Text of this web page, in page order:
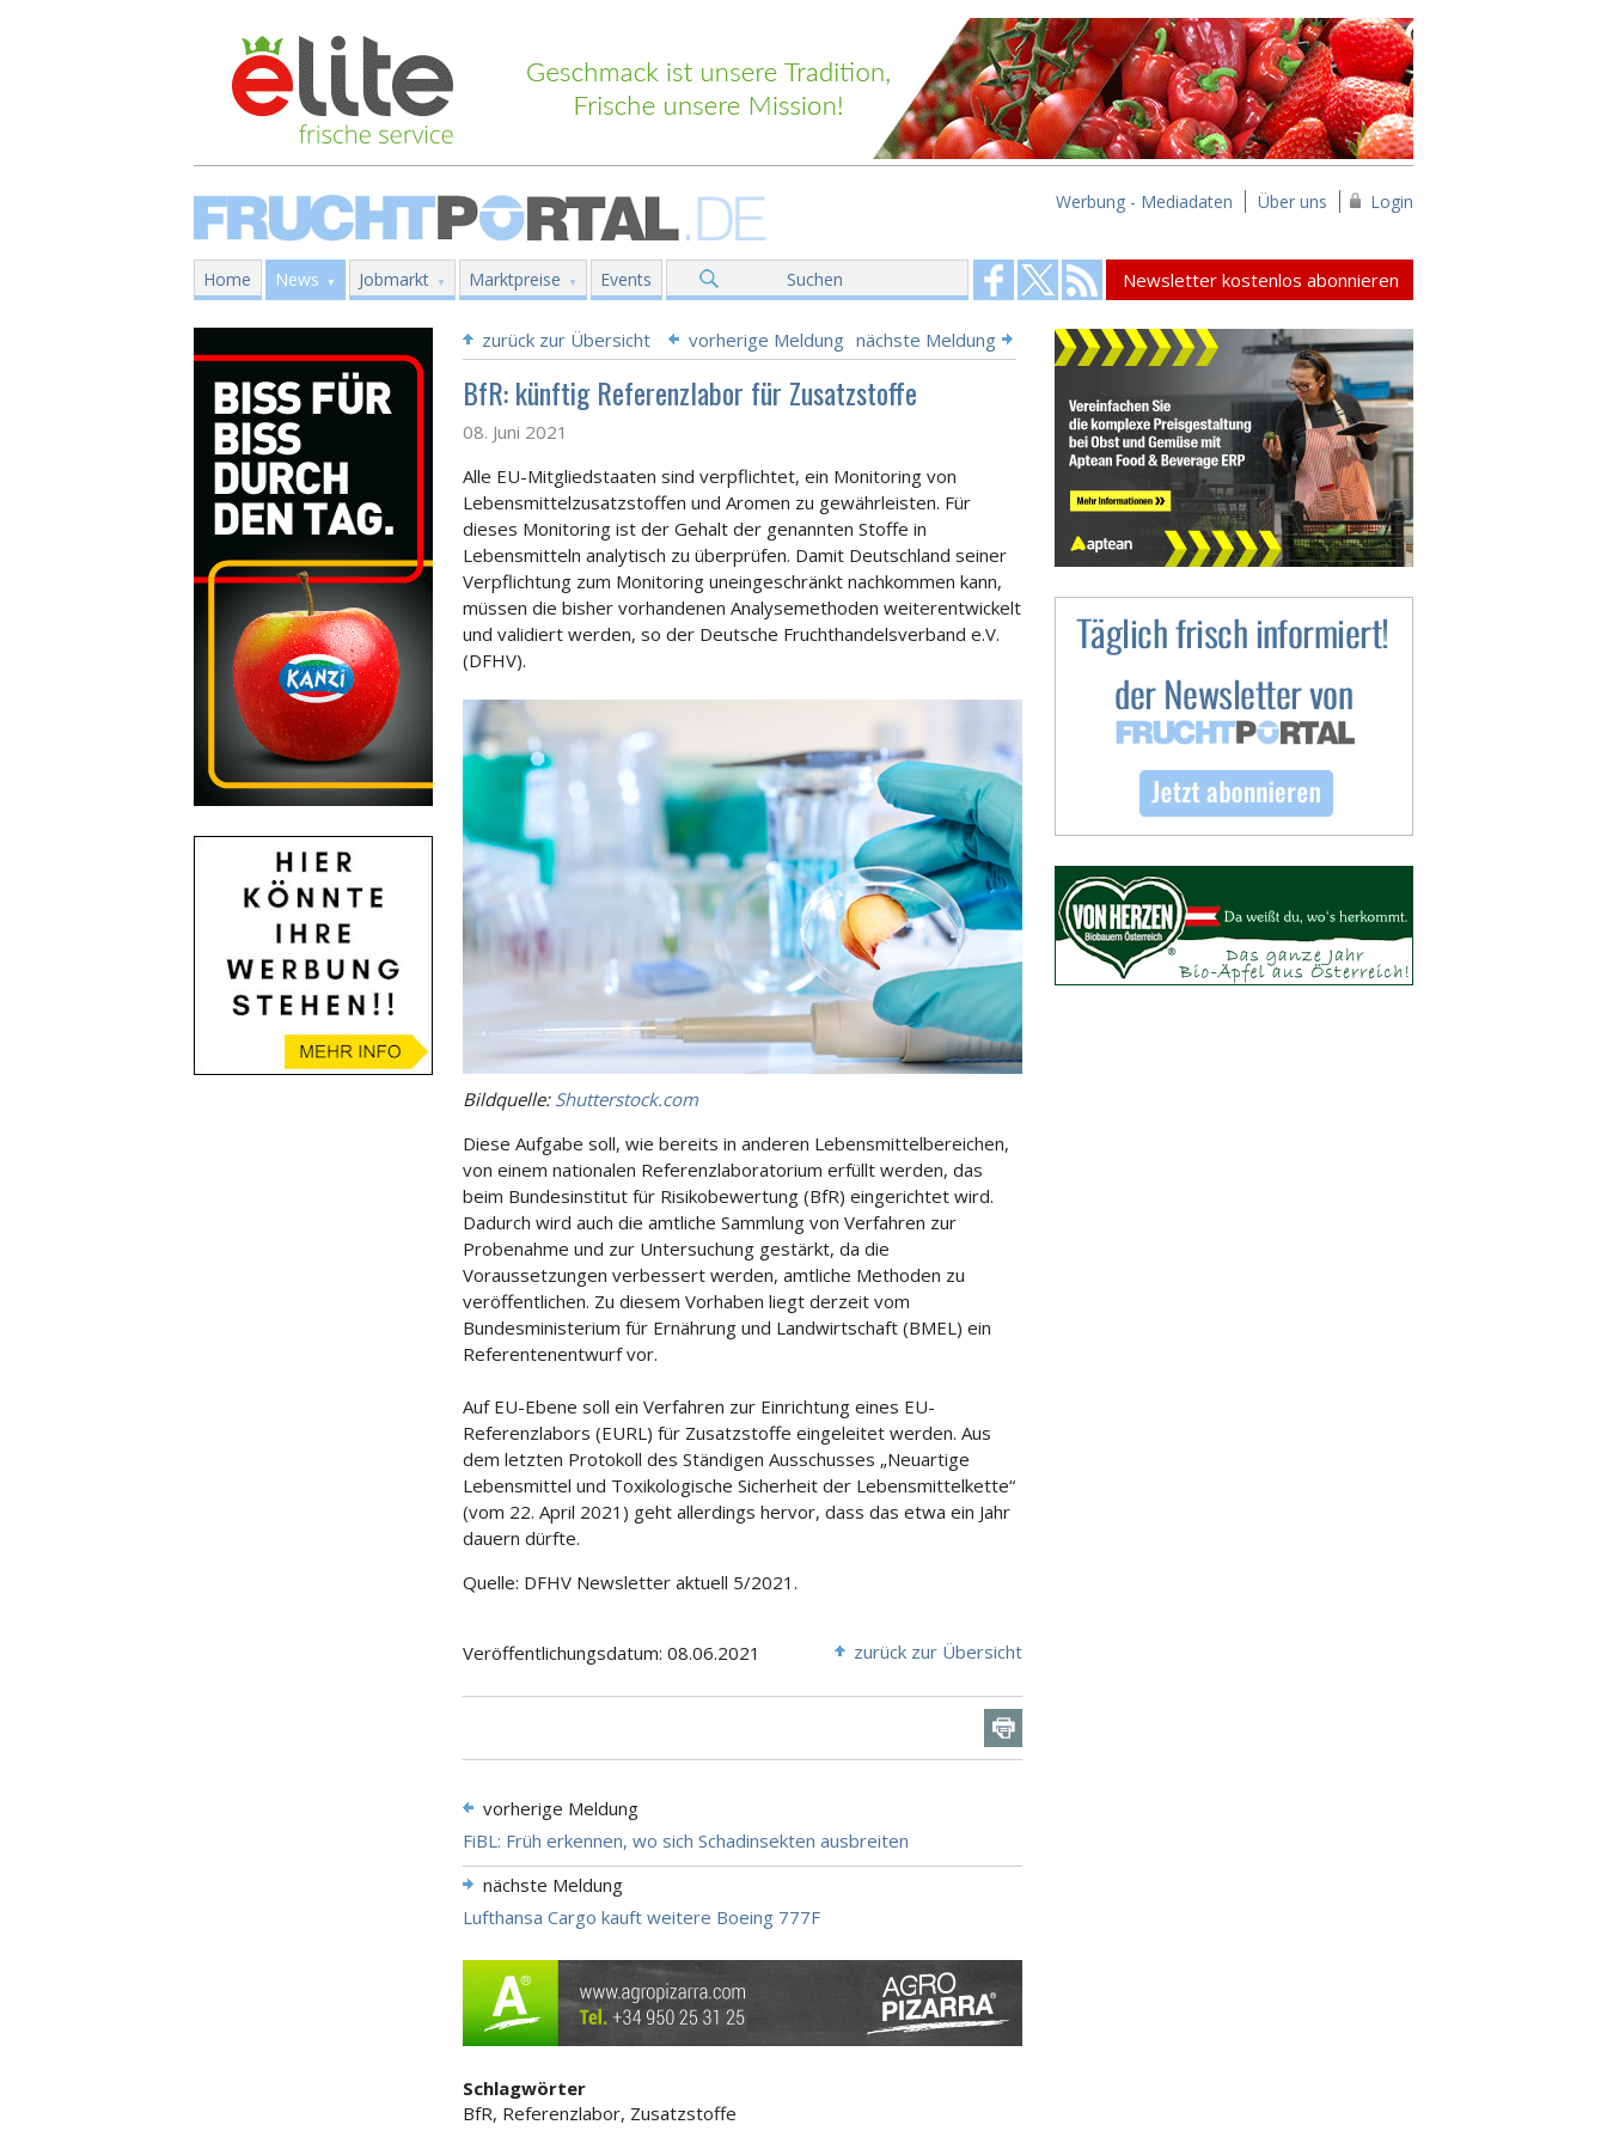
Werbung - Mediadaten Über uns Login
Home News Jobmarkt Marktpreise Events Suchen Newsletter kostenlos abonnieren
zurück zur Übersicht vorherige Meldung nächste Meldung
BfR: künftig Referenzlabor für Zusatzstoffe
08. Juni 2021
Alle EU-Mitgliedstaaten sind verpflichtet, ein Monitoring von
Lebensmittelzusatzstoffen und Aromen zu gewährleisten. Für
dieses Monitoring ist der Gehalt der genannten Stoffe in
Lebensmitteln analytisch zu überprüfen. Damit Deutschland seiner
Verpflichtung zum Monitoring uneingeschränkt nachkommen kann,
müssen die bisher vorhandenen Analysemethoden weiterentwickelt
und validiert werden, so der Deutsche Fruchthandelsverband e.V.
(DFHV).
Bildquelle: Shutterstock.com
Diese Aufgabe soll, wie bereits in anderen Lebensmittelbereichen,
von einem nationalen Referenzlaboratorium erfüllt werden, das
beim Bundesinstitut für Risikobewertung (BfR) eingerichtet wird.
Dadurch wird auch die amtliche Sammlung von Verfahren zur
Probenahme und zur Untersuchung gestärkt, da die
Voraussetzungen verbessert werden, amtliche Methoden zu
veröffentlichen. Zu diesem Vorhaben liegt derzeit vom
Bundesministerium für Ernährung und Landwirtschaft (BMEL) ein
Referentenentwurf vor.
Auf EU-Ebene soll ein Verfahren zur Einrichtung eines EU-
Referenzlabors (EURL) für Zusatzstoffe eingeleitet werden. Aus
dem letzten Protokoll des Ständigen Ausschusses „Neuartige
Lebensmittel und Toxikologische Sicherheit der Lebensmittelkette“
(vom 22. April 2021) geht allerdings hervor, dass das etwa ein Jahr
dauern dürfte.
Quelle: DFHV Newsletter aktuell 5/2021.
Veröffentlichungsdatum: 08.06.2021 zurück zur Übersicht
vorherige Meldung
FiBL: Früh erkennen, wo sich Schadinsekten ausbreiten
nächste Meldung
Lufthansa Cargo kauft weitere Boeing 777F
Schlagwörter
BfR, Referenzlabor, Zusatzstoffe